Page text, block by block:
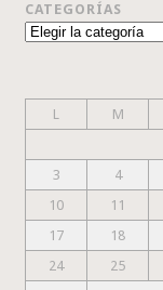
CATEGORÍAS
Categorías
L
M
3
4
10
11
17
18
24
25